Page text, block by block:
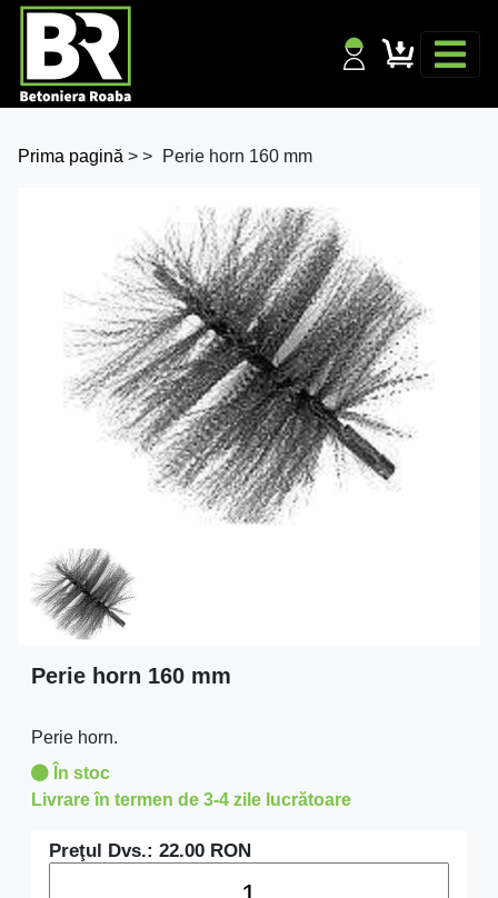
Prima pagină > > Perie horn 160 mm
Perie horn 160 mm
Perie horn.
În stoc
Livrare în termen de 3-4 zile lucrătoare
Preţul Dvs.: 22.00 RON